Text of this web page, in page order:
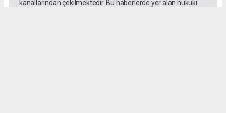
kanallarından çekilmektedir. Bu haberlerde yer alan hukuki